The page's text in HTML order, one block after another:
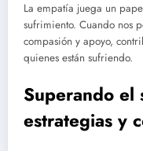
La empatía juega un
sufrimiento. Cuando nos
compasión y apoyo,
quienes están sufriendo.
Superando el
estrategias y